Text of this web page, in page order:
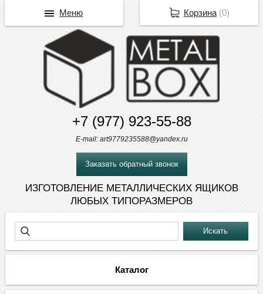
+7 (977) 923-55-88
E-mail: art9779235588@yandex.ru
Заказать обратный звонок
ИЗГОТОВЛЕНИЕ МЕТАЛЛИЧЕСКИХ ЯЩИКОВ
ЛЮБЫХ ТИПОРАЗМЕРОВ
Каталог
Корзина(0)
Меню